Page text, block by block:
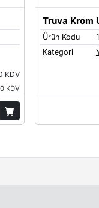
KDV
KDV
Truva Krom
Ürün Kodu
Kategori